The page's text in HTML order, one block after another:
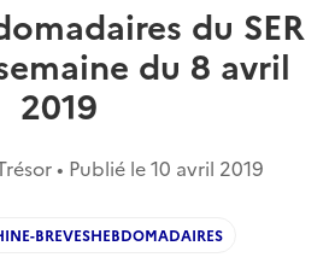
du SER
du 8 avril
2019
• Publié le10 avril 2019
BREVESHEBDOMADAIRES